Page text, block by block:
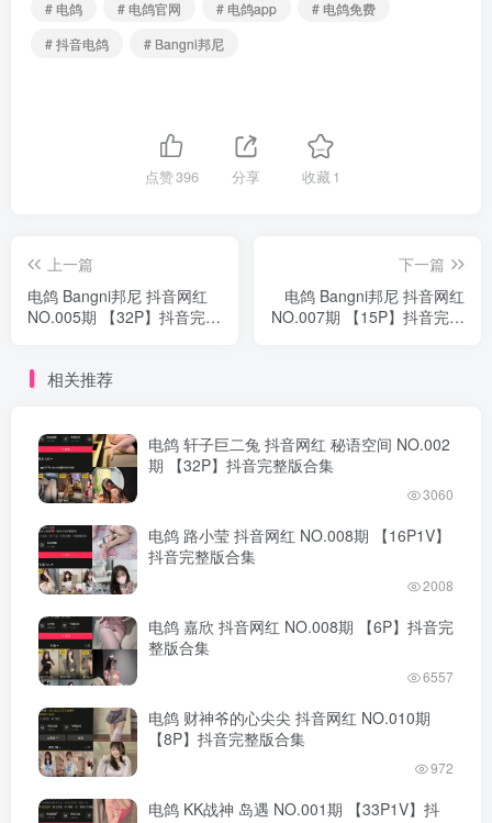
# 电鸽
# 电鸽官网 # 电鸽app
# 电鸽免费
# 抖音电鸽
# Bangni邦尼
点赞396 分享 收藏1
上一篇
电鸽 Bangni邦尼 抖音网红
NO.005期 【32P】抖音完整
下一篇
电鸽 Bangni邦尼 抖音网红
NO.007期 【15P】抖音完整
相关推荐
电鸽 轩子巨二兔 抖音网红 秘语空间 NO.002
期 【32P】抖音完整版合集
3060
电鸽 路小莹 抖音网红 NO.008期 【16P1V】
抖音完整版合集
2008
电鸽 嘉欣 抖音网红 NO.008期 【6P】抖音完
整版合集
6557
电鸽 财神爷的心尖尖 抖音网红 NO.010期
【8P】抖音完整版合集
972
电鸽 KK战神 岛遇 NO.001期 【33P1V】抖